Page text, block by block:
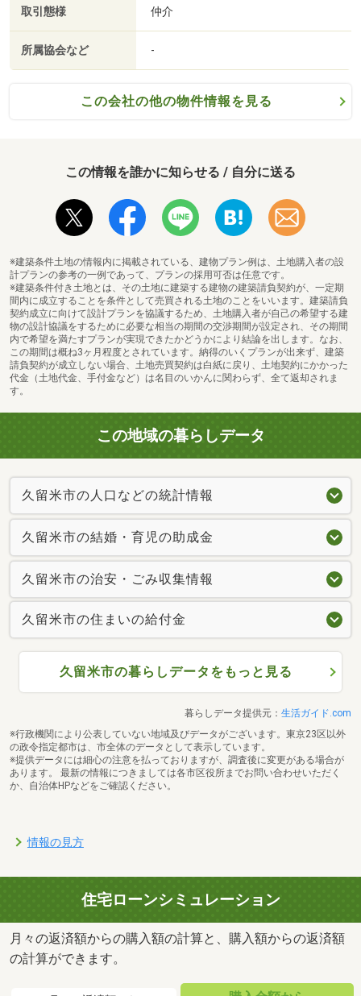
取引態様 仲介
所属協会など -
この会社の他の物件情報を見る
この情報を誰かに知らせる / 自分に送る
※建築条件土地の情報内に掲載されている、建物プラン例は、土地購入者の設
計プランの参考の一例であって、プランの採用可否は任意です。
※建築条件付き土地とは、その土地に建築する建物の建築請負契約が、一定期
間内に成立することを条件として売買される土地のことをいいます。建築請負
契約成立に向けて設計プランを協議するため、土地購入者が自己の希望する建
物の設計協議をするために必要な相当の期間の交渉期間が設定され、その期間
内で希望を満たすプランが実現できたかどうかにより結論を出します。なお、
この期間は概ね3ヶ月程度とされています。納得のいくプランが出来ず、建築
請負契約が成立しない場合、土地売買契約は白紙に戻り、土地契約にかかった
代金（土地代金、手付金など）は名目のいかんに関わらず、全て返却されま
す。
この地域の暮らしデータ
久留米市の人口などの統計情報
久留米市の結婚・育児の助成金
久留米市の治安・ごみ収集情報
久留米市の住まいの給付金
久留米市の暮らしデータをもっと見る
暮らしデータ提供元： 生活ガイド.com
※行政機関により公表していない地域及びデータがございます。東京23区以外
の政令指定都市は、市全体のデータとして表示しています。
※提供データには細心の注意を払っておりますが、調査後に変更がある場合が
あります。 最新の情報につきましては各市区役所までお問い合わせいただく
か、自治体HPなどをご確認ください。
情報の見方
住宅ローンシミュレーション
月々の返済額からの購入額の計算と、購入額からの返済額
の計算ができます。